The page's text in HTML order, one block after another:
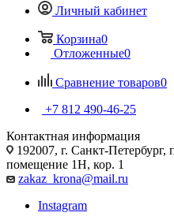
Личный кабинет
Корзина0
Отложенные0
Сравнение товаров0
+7 812 490-46-25
Контактная информация
192007, г. Санкт-
помещение 1Н, кор. 1
zakaz_krona@mail.ru
Instagram